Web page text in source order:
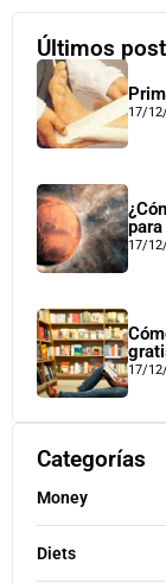
Últimos
17/
17/
17/
Categorías
Money
Diets